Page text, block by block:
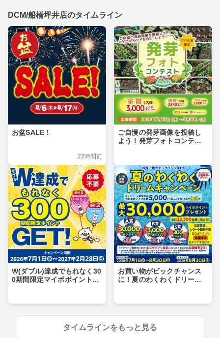
DCM/船橋坪井店のタイムライン
お盆SALE！
22時間前
ご自慢の発芽画像を投稿し
よう！発芽フォトコンテス
W(ダブル)達成でもれなく30
0期間限定マイボポイントG
お買い物がビックチャンス
に！夏のわくわくドリーム
タイムラインをもっと見る